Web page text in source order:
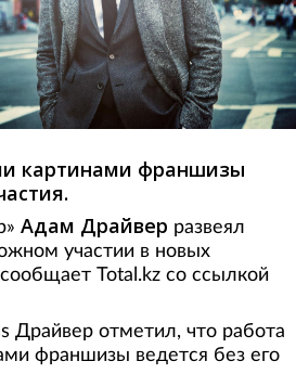
картинами франшизы
Адам Драйвер развеял
участии в новых
Total.kz со ссылкой
Драйвер отметил, что работа
франшизы ведется без его